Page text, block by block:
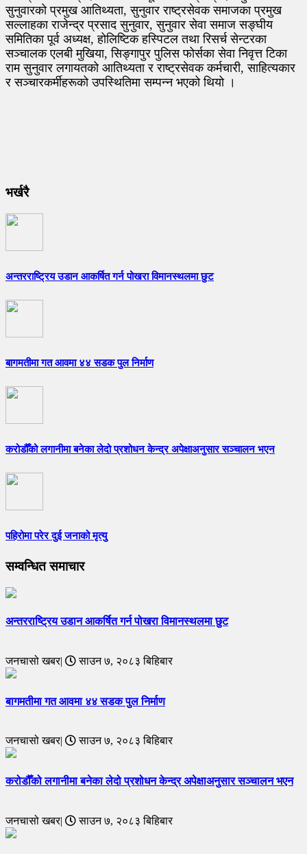
सुनुवारको प्रमुख आतिथ्यता, सुनुवार राष्ट्रसेवक समाजका प्रमुख
सल्लाहका राजेन्द्र प्रसाद सुनुवार, सुनुवार सेवा समाज सङ्घीय
समितिका पूर्व अध्यक्ष, होलिष्टिक हस्पिटल तथा रिसर्च सेन्टरका
सञ्चालक एलबी मुखिया, सिङ्गापुर पुलिस फोर्सका सेवा निवृत्त टिका
राम सुनुवार लगायतको आतिथ्यता र राष्ट्रसेवक कर्मचारी, साहित्यकार
र सञ्चारकर्मीहरूको उपस्थितिमा सम्पन्न भएको थियो ।
भर्खरै
अन्तरराष्ट्रिय उडान आकर्षित गर्न पोखरा विमानस्थलमा छुट
बागमतीमा गत आवमा ४४ सडक पुल निर्माण
करोडौँको लगानीमा बनेका लेदो प्रशोधन केन्द्र अपेक्षाअनुसार सञ्चालन भएन
पहिरोमा परेर दुई जनाको मृत्यु
सम्वन्धित समाचार
अन्तरराष्ट्रिय उडान आकर्षित गर्न पोखरा विमानस्थलमा छुट
जनचासो खबर| साउन ७, २०८३ बिहिबार
बागमतीमा गत आवमा ४४ सडक पुल निर्माण
जनचासो खबर| साउन ७, २०८३ बिहिबार
करोडौँको लगानीमा बनेका लेदो प्रशोधन केन्द्र अपेक्षाअनुसार सञ्चालन भएन
जनचासो खबर| साउन ७, २०८३ बिहिबार